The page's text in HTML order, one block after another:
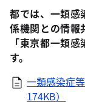
都では、一類感
係機関との情報
「東京都一類
す。
一類感染症
174KB）